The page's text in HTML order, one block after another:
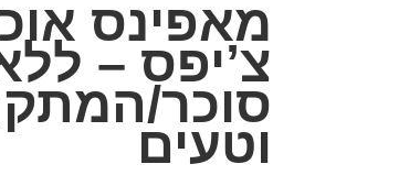
מאפינס
צ’יפס –
סוכר/
וטעים